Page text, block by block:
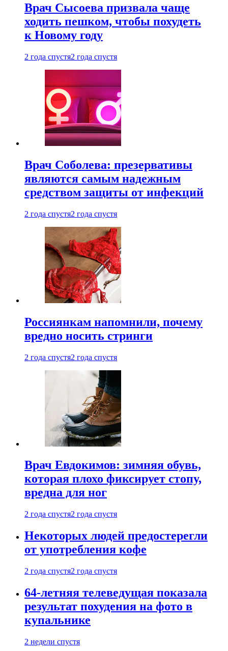
Врач Сысоева призвала чаще
ходить пешком, чтобы похудеть
к Новому году
2 года спустя2 года спустя
Врач Соболева: презервативы
являются самым надежным
средством защиты от инфекций
2 года спустя2 года спустя
Россиянкам напомнили, почему
вредно носить стринги
2 года спустя2 года спустя
Врач Евдокимов: зимняя обувь,
которая плохо фиксирует стопу,
вредна для ног
2 года спустя2 года спустя
Некоторых людей предостерегли
от употребления кофе
2 года спустя2 года спустя
64-летняя телеведущая показала
результат похудения на фото в
купальнике
2 недели спустя